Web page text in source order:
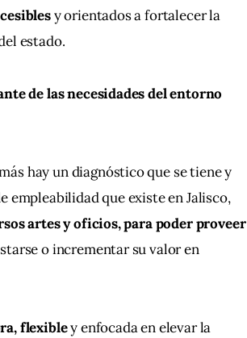
y orientados a fortalecer la
estado.
de las necesidades del entorno
hay un diagnóstico que se tiene y
empleabilidad que existe en Jalisco,
artes y oficios, para poder proveer
o incrementar su valor en
flexible y enfocada en elevar la